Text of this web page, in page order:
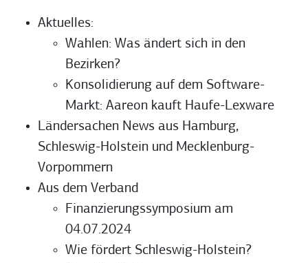
Aktuelles:
Wahlen: Was ändert sich in den
Bezirken?
Konsolidierung auf dem Software-
Markt: Aareon kauft Haufe-Lexware
Ländersachen News aus Hamburg,
Schleswig-Holstein und Mecklenburg-
Vorpommern
Aus dem Verband
Finanzierungssymposium am
04.07.2024
Wie fördert Schleswig-Holstein?